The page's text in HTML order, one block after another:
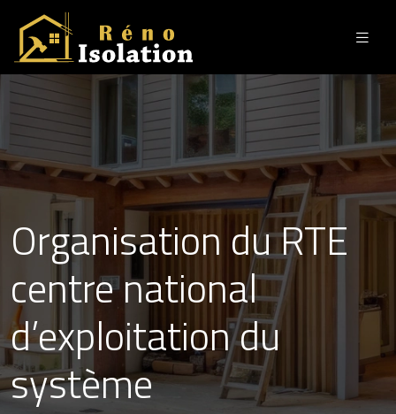
Organisation du RTE
centre national
d’exploitation du
système